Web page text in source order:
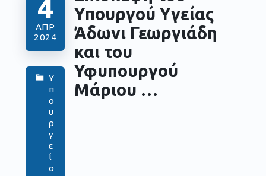
4
ΑΠΡ
2024
Υ
π
ο
υ
ρ
γ
ε
ί
ο
Υπουργού Υγείας
Άδωνι Γεωργιάδη
και του
Υφυπουργού
Μάριου …